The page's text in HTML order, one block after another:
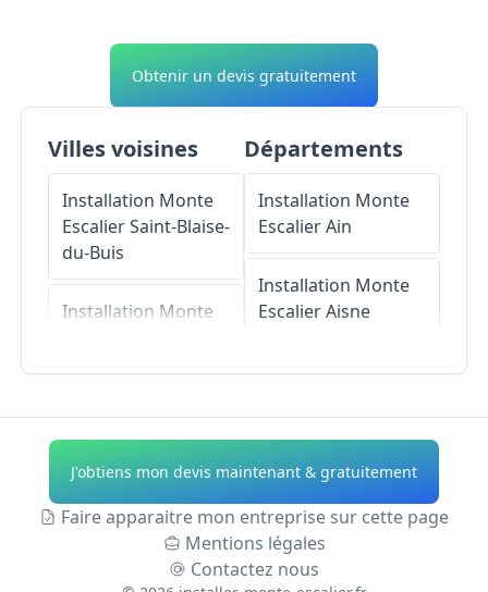
Obtenir un devis gratuitement
Villes voisines
Installation Monte
EscalierSaint-Blaise-
du-Buis
Installation Monte
EscalierRenage
Installation Monte
EscalierCharnècles
Installation Monte
Départements
Installation Monte
EscalierAin
Installation Monte
EscalierAisne
Installation Monte
EscalierAlpes-de-
Haute-Provence
Installation Monte
J'obtiens mon devis maintenant & gratuitement
Faire apparaitre mon entreprise sur cette page
Mentions légales
Contactez nous